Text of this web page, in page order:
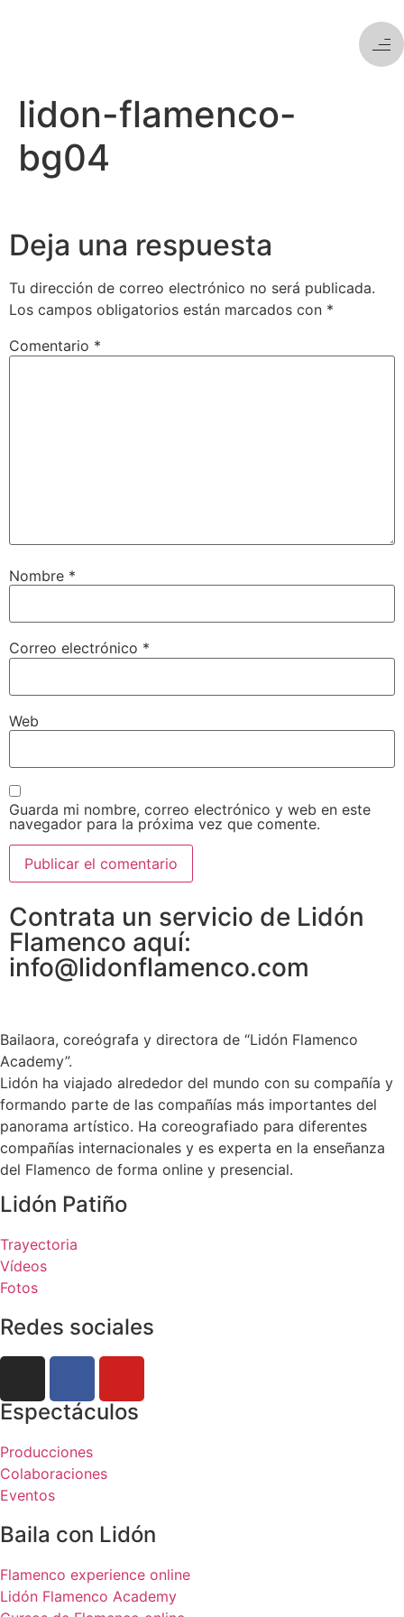
lidon-flamenco-
bg04
Deja una respuesta
Tu dirección de correo electrónico no será publicada.
Los campos obligatorios están marcados con *
Comentario *
Nombre *
Correo electrónico *
Web
Guarda mi nombre, correo electrónico y web en este
navegador para la próxima vez que comente.
Contrata un servicio de Lidón
Flamenco aquí:
info@lidonflamenco.com
Bailaora, coreógrafa y directora de “Lidón Flamenco
Academy”.
Lidón ha viajado alrededor del mundo con su compañía y
formando parte de las compañías más importantes del
panorama artístico. Ha coreografiado para diferentes
compañías internacionales y es experta en la enseñanza
del Flamenco de forma online y presencial.
Lidón Patiño
Trayectoria
Vídeos
Fotos
Redes sociales
Espectáculos
Producciones
Colaboraciones
Eventos
Baila con Lidón
Flamenco experience online
Lidón Flamenco Academy